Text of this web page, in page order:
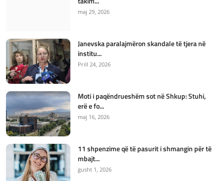
maj 29, 2026
Janevska paralajmëron skandale të tjera në
institu...
Prill 24, 2026
Moti i paqëndrueshëm sot në Shkup: Stuhi,
erë e fo...
maj 16, 2026
11 shpenzime që të pasurit i shmangin për të
mbajt...
gusht 1, 2026